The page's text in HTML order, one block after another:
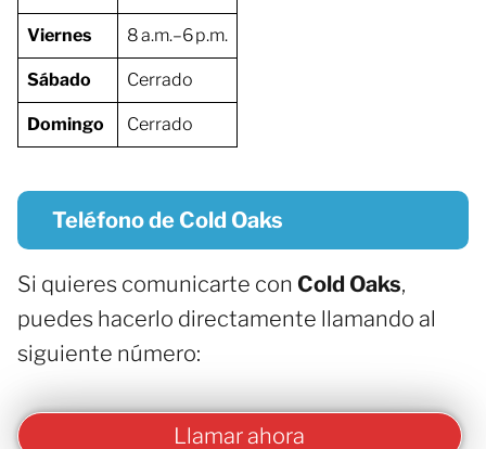
Viernes 8 a.m.–6 p.m.
Sábado Cerrado
Domingo Cerrado
Teléfono de Cold Oaks
Si quieres comunicarte con Cold Oaks,
puedes hacerlo directamente llamando al
siguiente número:
Llamar ahora